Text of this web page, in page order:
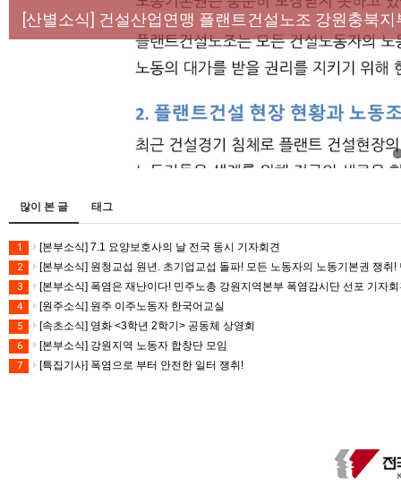
[성명] 막을 수 있었던 죽음, HL만도가 책임져라 : 청
[산별소식] 건설산업연맹 플랜트건설노조 강원충북지
[강릉,속초,원주,춘천] 폭염감시단 사업 이모저모
[조합원☆인터뷰] 서비스연맹 전국학교비정규직노동
[본부소식] 강원지역 노동자 합창단 모임
많이 본 글 태그
1 [본부소식] 7.1 요양보호사의 날 전국 동시 기자회견
2 [본부소식] 원청교섭 원년. 초기업교섭 돌파! 모든 노동자의 노동기본권 쟁취
3 [본부소식] 폭염은 재난이다! 민주노총 강원지역본부 폭염감시단 선포 기자
4 [원주소식] 원주 이주노동자 한국어교실
5 [속초소식] 영화 <3학년 2학기> 공동체 상영회
6 [본부소식] 강원지역 노동자 합창단 모임
7 [특집기사] 폭염으로 부터 안전한 일터 쟁취!